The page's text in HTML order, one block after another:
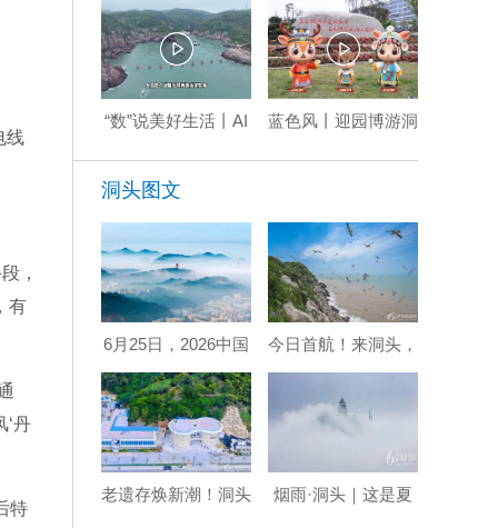
“数”说美好生活丨AI
绘就智慧渔业新图景
蓝色风丨迎园博游洞
山海
洞头图文
6月25日，2026中国
年华启幕！
今日首航！来洞头，
老遗存焕新潮！洞头
烟雨·洞头｜这是夏
线
，
有
‘丹
特